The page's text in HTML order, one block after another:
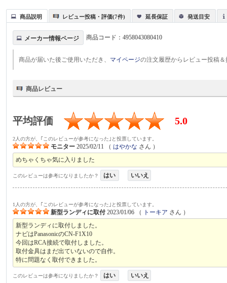
商品説明 レビュー投稿・評価(7件) 延長保証 発送目安
メーカー情報ページ 商品コード：4958043080410
商品が届いた後ご使用いただき、 マイページの注文履歴からレビュー投稿
商品レビュー
平均評価 5.0
2人の方が、｢このレビューが参考になった｣と投票しています。
モニター 2025/02/11 （はやかな さん ）
めちゃくちゃ気に入りました
このレビューは参考になりましたか？ はい いいえ
1人の方が、｢このレビューが参考になった｣と投票しています。
新型ランディに取付 2023/01/06 （ トーキア さん ）
新型ランディに取付しました。
ナビはPanasonicのCN-F1X10
今回はRCA接続で取付しました。
取付金具はまだ出ていないので自作。
特に問題なく取付できました。
このレビューは参考になりましたか？ はい いいえ